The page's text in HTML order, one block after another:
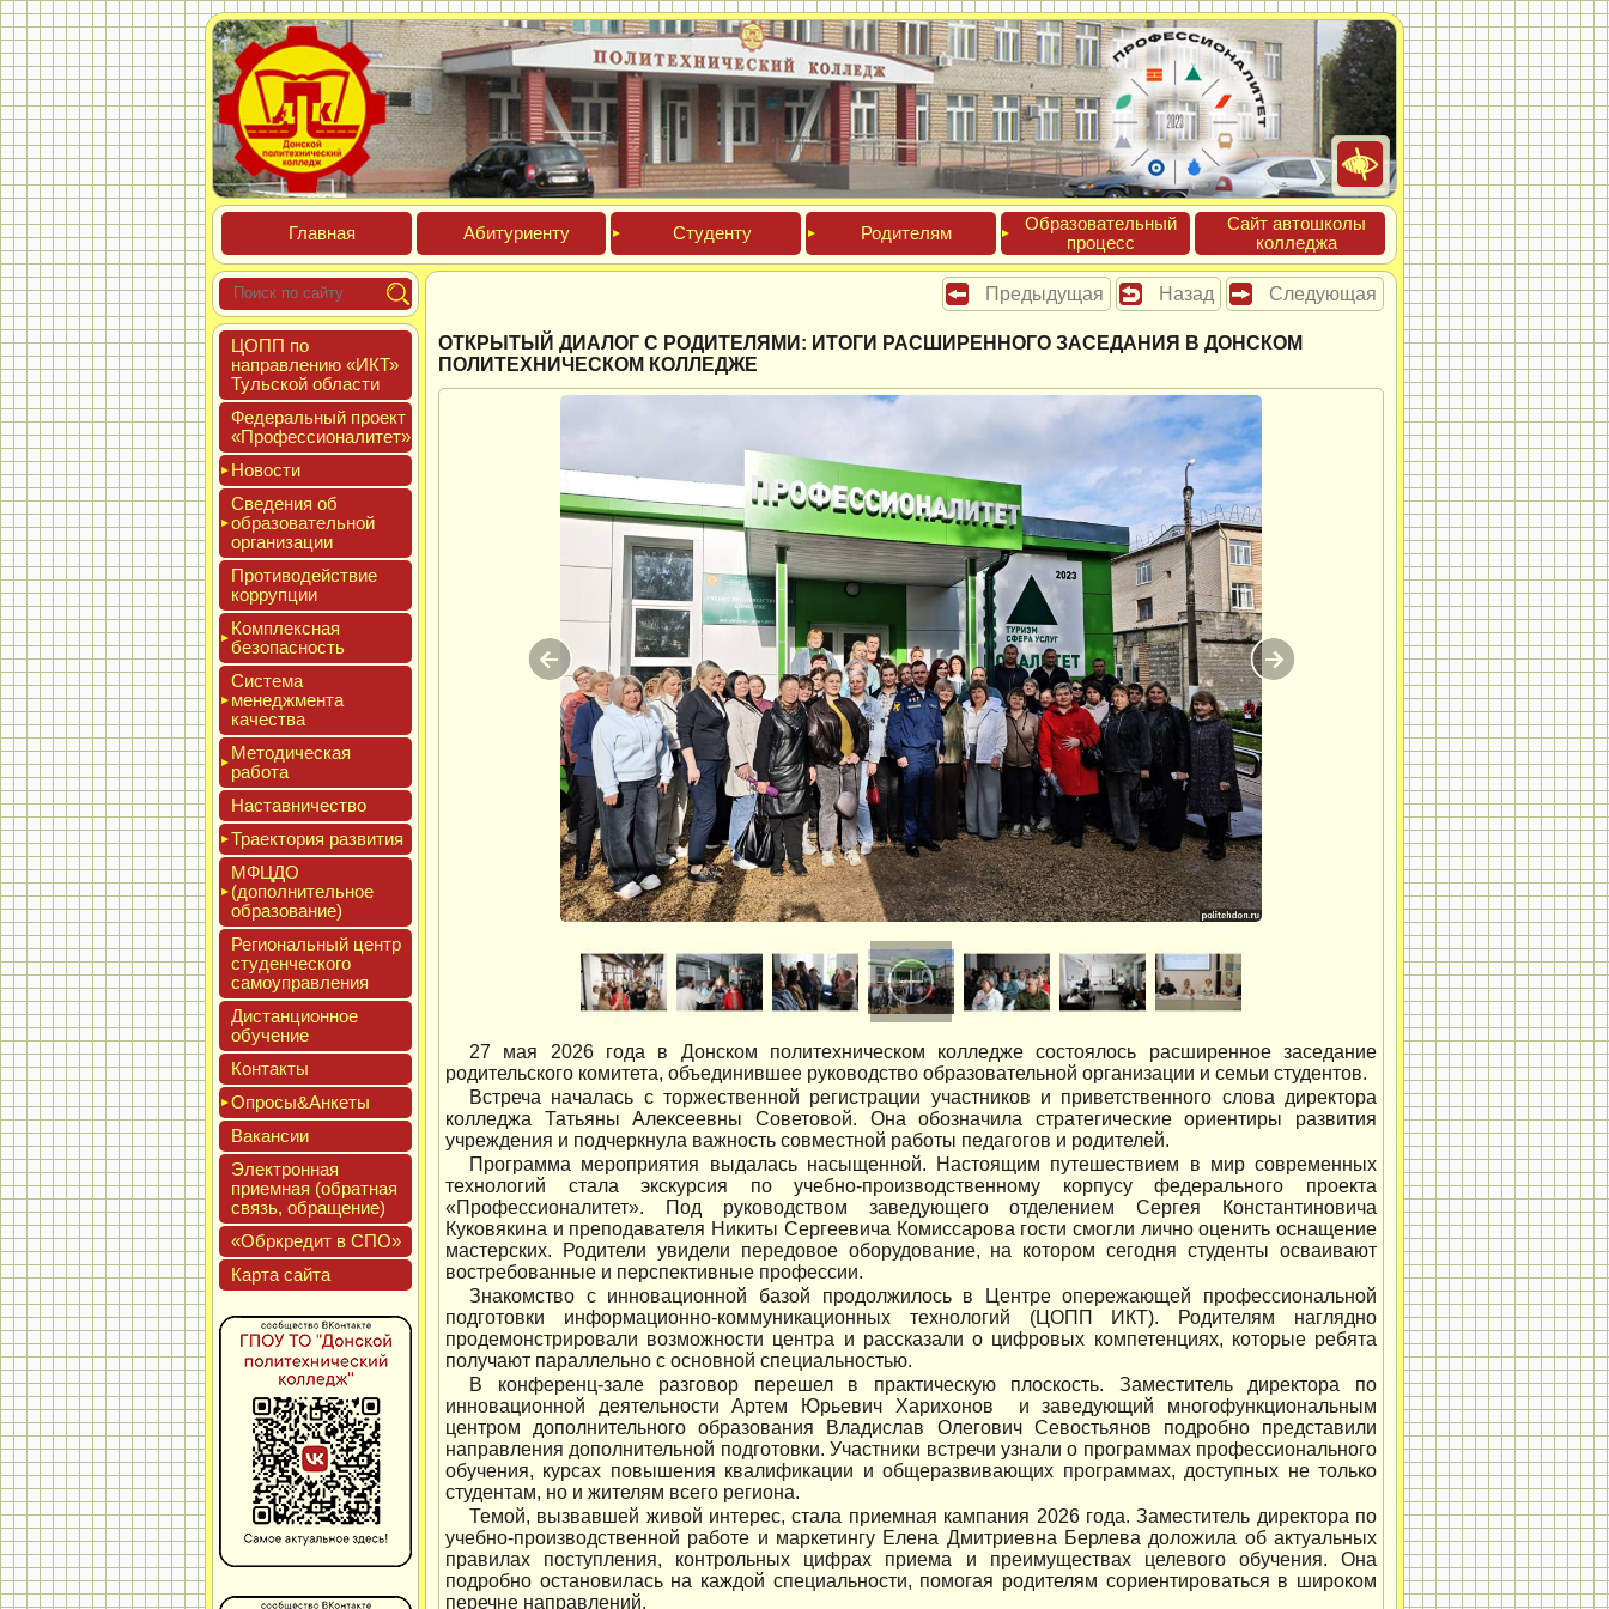
Глав­ная Аби­тури­ен­ту Сту­ден­ту Роди­телям
Обра­зова­тель­ный
про­цесс
Сайт ав­тошко­лы
кол­леджа
ЦОПП по
нап­равле­нию «ИКТ»
Туль­ской об­ласти
Феде­раль­ный про­ект
«Про­фес­си­она­литет»
Новос­ти
Све­дения об
об­ра­зова­тель­ной
ор­га­низа­ции
Про­тиво­дей­ствие
кор­рупции
Ком­плексная
бе­зопас­ность
Сис­те­ма
ме­нед­жмен­та
ка­чес­тва
Мето­дичес­кая
ра­бота
Нас­тавни­чес­тво
Тра­ек­то­рия раз­ви­тия
МФЦДО
(до­пол­ни­тель­ное
об­ра­зова­ние)
Реги­ональ­ный центр
сту­ден­ческо­го
са­мо­уп­равле­ния
Дис­танци­он­ное
обу­чение
Кон­такты
Опро­сы&Анке­ты
Вакан­сии
Элек­трон­ная
при­ем­ная (об­ратная
связь, об­ра­щение)
«Обркре­дит в СПО»
Кар­та сай­та
Предыдущая Назад Следующая
ОТКРЫТЫЙ ДИАЛОГ С РОДИТЕЛЯМИ: ИТОГИ РАСШИРЕННОГО ЗАСЕДАНИЯ В ДОНСКОМ
ПОЛИТЕХНИЧЕСКОМ КОЛЛЕДЖЕ
27 мая 2026 года в Донском политехническом колледже состоялось расширенное заседание
родительского комитета, объединившее руководство образовательной организации и семьи студентов.
Встреча началась с торжественной регистрации участников и приветственного слова директора
колледжа Татьяны Алексеевны Советовой. Она обозначила стратегические ориентиры развития
учреждения и подчеркнула важность совместной работы педагогов и родителей.
Программа мероприятия выдалась насыщенной. Настоящим путешествием в мир современных
технологий стала экскурсия по учебно-производственному корпусу федерального проекта
«Профессионалитет». Под руководством заведующего отделением Сергея Константиновича
Куковякина и преподавателя Никиты Сергеевича Комиссарова гости смогли лично оценить оснащение
мастерских. Родители увидели передовое оборудование, на котором сегодня студенты осваивают
востребованные и перспективные профессии.
Знакомство с инновационной базой продолжилось в Центре опережающей профессиональной
подготовки информационно-коммуникационных технологий (ЦОПП ИКТ). Родителям наглядно
продемонстрировали возможности центра и рассказали о цифровых компетенциях, которые ребята
получают параллельно с основной специальностью.
В конференц-зале разговор перешел в практическую плоскость. Заместитель директора по
инновационной деятельности Артем Юрьевич Харихонов и заведующий многофункциональным
центром дополнительного образования Владислав Олегович Севостьянов подробно представили
направления дополнительной подготовки. Участники встречи узнали о программах профессионального
обучения, курсах повышения квалификации и общеразвивающих программах, доступных не только
студентам, но и жителям всего региона.
Темой, вызвавшей живой интерес, стала приемная кампания 2026 года. Заместитель директора по
учебно-производственной работе и маркетингу Елена Дмитриевна Берлева доложила об актуальных
правилах поступления, контрольных цифрах приема и преимуществах целевого обучения. Она
подробно остановилась на каждой специальности, помогая родителям сориентироваться в широком
перечне направлений.